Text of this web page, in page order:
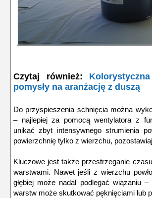
Czytaj również:
pomysły na aranżację z duszą
Do przyspieszenia schnięcia można
– najlepiej za pomocą wentylatora z
unikać zbyt intensywnego strumienia
powierzchnię tylko z wierzchu,
Kluczowe jest także przestrzeganie
warstwami. Nawet jeśli z wierzchu
głębiej może nadal podlegać wiązaniu
warstw może skutkować pęknięciami lub